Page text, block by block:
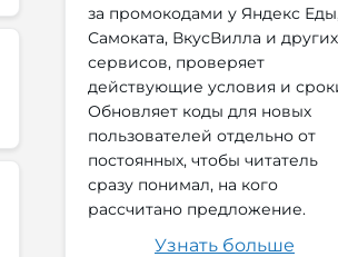
за промокодами у Яндекс
Самоката, ВкусВилла и других
сервисов, проверяет
действующие условия и
Обновляет коды для новых
пользователей отдельно от
постоянных, чтобы читатель
сразу понимал, на кого
рассчитано предложение.
Узнать больше